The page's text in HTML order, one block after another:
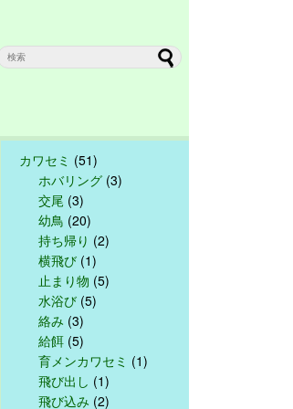
カワセミ (51)
ホバリング (3)
交尾 (3)
幼鳥 (20)
持ち帰り (2)
横飛び (1)
止まり物 (5)
水浴び (5)
絡み (3)
給餌 (5)
育メンカワセミ (1)
飛び出し (1)
飛び込み (2)